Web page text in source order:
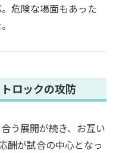
危険な場面もあった
ロックの攻防
う展開が続き、お互い
酬が試合の中心となっ